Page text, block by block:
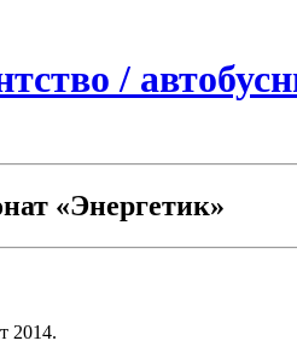
/
«Энергетик»
2014.